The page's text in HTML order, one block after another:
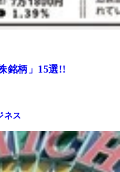
銘柄」15選!!
ネス